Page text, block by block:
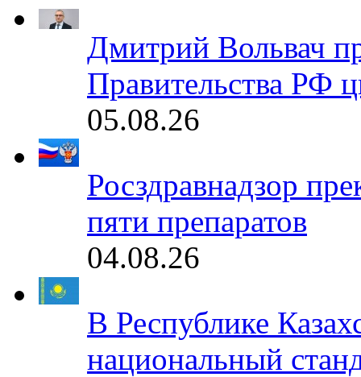
Дмитрий Вольвач
Правительства РФ
05.08.26
Росздравнадзор
пяти препаратов
04.08.26
В Республике
национальный